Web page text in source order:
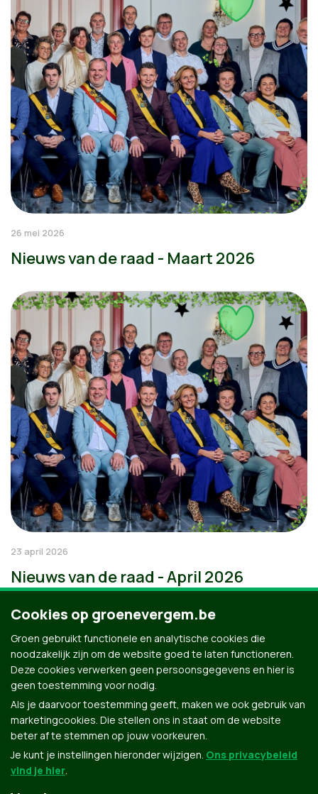
26 mei 2026
Nieuws van de raad - Maart 2026
23 april 2026
Nieuws van de raad - April 2026
Cookies op groenevergem.be
Groen gebruikt functionele en analytische cookies die
noodzakelijk zijn om de website goed te laten functioneren.
Deze cookies verwerken geen persoonsgegevens en hier is
geen toestemming voor nodig.
Als je daarvoor toestemming geeft, maken we ook gebruik van
marketingcookies. Die stellen ons in staat om de website
beter af te stemmen op jouw voorkeuren.
Je kunt je instellingen hieronder wijzigen. Ons privacybeleid
vind je hier.